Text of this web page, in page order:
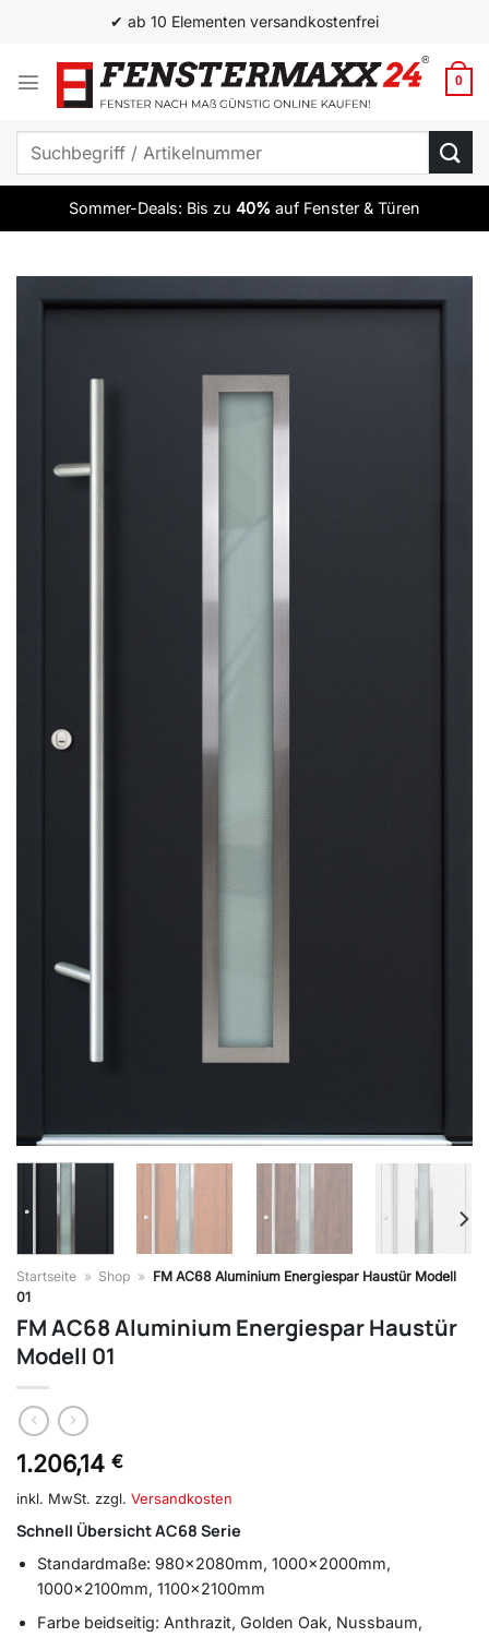
springen
✔ ab 10 Elementen versandkostenfrei
0
Suchen
Sommer-Deals: Bis zu 40% auf Fenster & Türen
Startseite » Shop » FM AC68 Aluminium Energiespar Haustür Modell
01
FM AC68 Aluminium Energiespar Haustür
Modell 01
1.206,14 €
inkl. MwSt. zzgl. Versandkosten
Schnell Übersicht AC68 Serie
Standardmaße: 980x2080mm, 1000x2000mm,
1000x2100mm, 1100x2100mm
Farbe beidseitig: Anthrazit, Golden Oak, Nussbaum,